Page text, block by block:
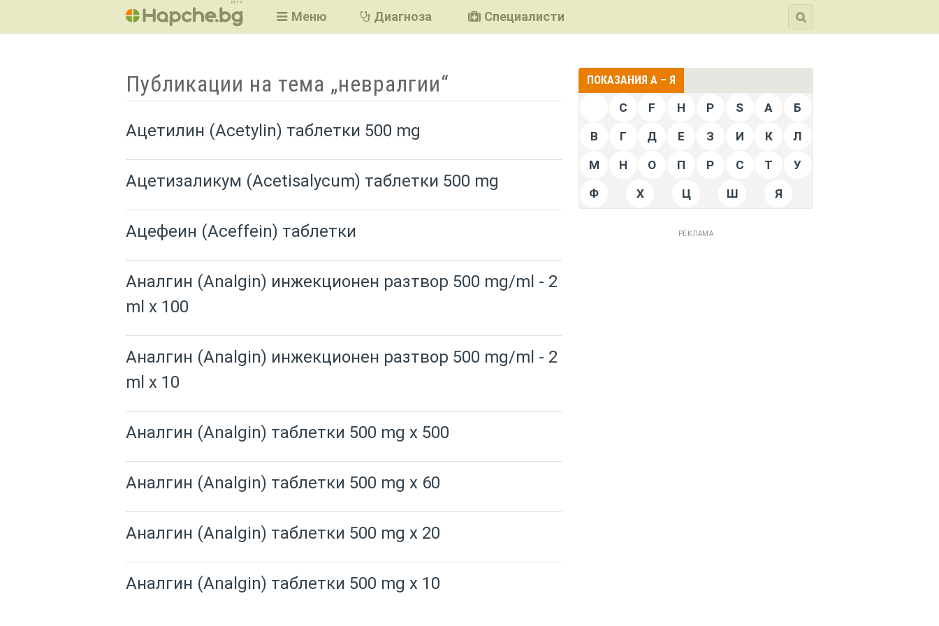
BETA
Меню Диагноза Специалисти
Публикации на тема „невралгии“
Ацетилин (Acetylin) таблетки 500 mg
Ацетизаликум (Acetisalycum) таблетки 500 mg
Ацефеин (Aceffein) таблетки
Аналгин (Analgin) инжекционен разтвор 500 mg/ml - 2
ml x 100
Аналгин (Analgin) инжекционен разтвор 500 mg/ml - 2
ml x 10
Аналгин (Analgin) таблетки 500 mg x 500
Аналгин (Analgin) таблетки 500 mg x 60
Аналгин (Analgin) таблетки 500 mg x 20
Аналгин (Analgin) таблетки 500 mg x 10
ПОКАЗАНИЯ А – Я
C F H P S А Б
В Г Д Е З И К Л
М Н О П Р С Т У
Ф Х Ц Ш Я
РЕКЛАМА